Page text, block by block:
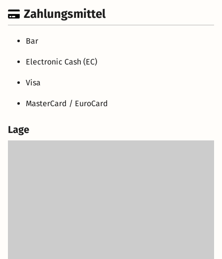
Zahlungsmittel
Bar
Electronic Cash (EC)
Visa
MasterCard / EuroCard
Lage